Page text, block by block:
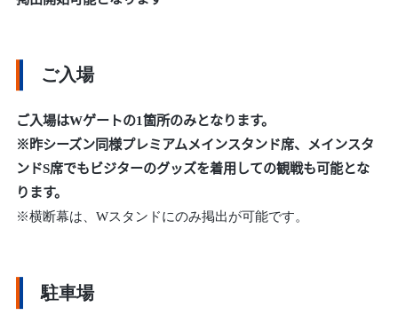
ご入場
ご入場はWゲートの1箇所のみとなります。
※昨シーズン同様プレミアムメインスタンド席、メインスタ
ンドS席でもビジターのグッズを着用しての観戦も可能とな
ります。
※横断幕は、Wスタンドにのみ掲出が可能です。
駐車場